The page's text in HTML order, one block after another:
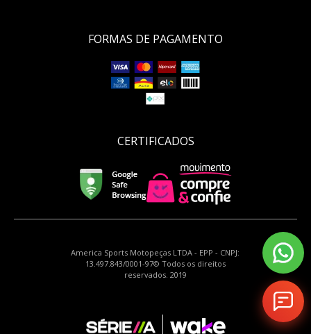
FORMAS DE PAGAMENTO
CERTIFICADOS
America Sports Motopeças LTDA - EPP - CNPJ:
13.497.843/0001-97© Todos os direitos
reservados. 2019